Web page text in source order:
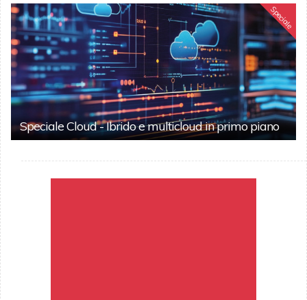
Speciale
Speciale Cloud - Ibrido e multicloud in primo piano